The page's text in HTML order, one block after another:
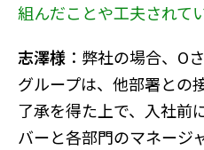
組んだことや工夫されて
志澤様 ：弊社の場合、O
グループは、他部署との
了承を得た上で、入社前
バーと各部門のマネージ